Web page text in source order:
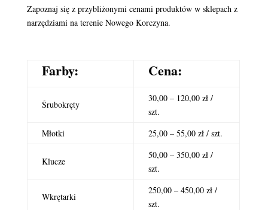
Zapoznaj się z przybliżonymi cenami produktów w sklepach z
narzędziami na terenie Nowego Korczyna.
Farby: Cena:
Śrubokręty
30,00 – 120,00 zł /
szt.
Młotki
25,00 – 55,00 zł / szt.
Klucze
50,00 – 350,00 zł /
szt.
Wkrętarki
250,00 – 450,00 zł /
szt.